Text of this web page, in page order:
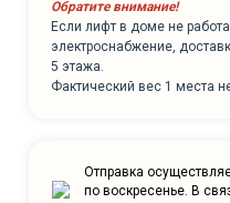
Обратите внимание!
Если лифт в доме не
электроснабжение,
5 этажа.
Фактический вес 1 места
Отправка
по воскресенье. В